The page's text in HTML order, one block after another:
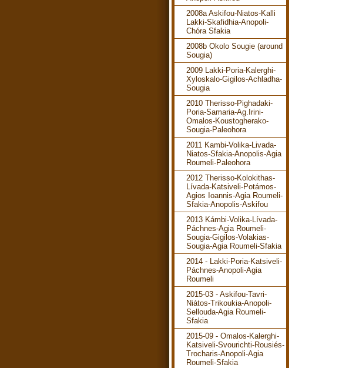
2008a Askifou-Niatos-Kalli
Lakki-Skafidhia-Anopoli-
Chóra Sfakia
2008b Okolo Sougie (around
Sougia)
2009 Lakki-Poria-Kalerghi-
Xyloskalo-Gigilos-Achladha-
Sougia
2010 Therisso-Pighadaki-
Poria-Samaria-Ag.Irini-
Omalos-Koustogherako-
Sougia-Paleohora
2011 Kambi-Volika-Livada-
Niatos-Sfakia-Anopolis-Agia
Roumeli-Paleohora
2012 Therisso-Kolokithas-
Lívada-Katsiveli-Potámos-
Agios Ioannis-Agia Roumeli-
Sfakia-Anopolis-Askifou
2013 Kámbi-Volika-Lívada-
Páchnes-Agia Roumeli-
Sougia-Gigilos-Volakias-
Sougia-Agia Roumeli-Sfakia
2014 - Lakki-Poria-Katsiveli-
Páchnes-Anopoli-Agia
Roumeli
2015-03 - Askifou-Tavri-
Niátos-Trikoukia-Anopoli-
Sellouda-Agia Roumeli-
Sfakia
2015-09 - Omalos-Kalerghi-
Katsiveli-Svourichti-Rousiés-
Trocharis-Anopoli-Agia
Roumeli-Sfakia